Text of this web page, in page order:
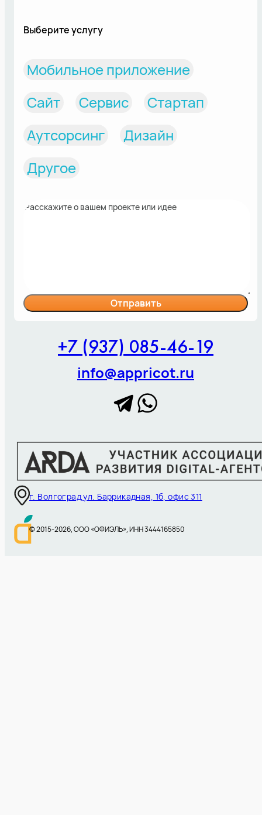
+7 (937) 085-46-19
info@appricot.ru
г. Волгоград,ул. Баррикадная, 1б, офис 311
© 2015-2026, ООО «ОФИЭЛЬ», ИНН 3444165850
Выберите услугу
Мобильное приложение
Сайт
Сервис
Стартап
Аутсорсинг
Дизайн
Другое
Отправить